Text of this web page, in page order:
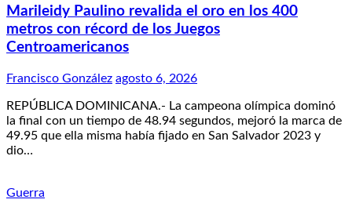
Marileidy Paulino revalida el oro en los 400
metros con récord de los Juegos
Centroamericanos
Francisco González agosto 6, 2026
REPÚBLICA DOMINICANA.- La campeona olímpica dominó
la final con un tiempo de 48.94 segundos, mejoró la marca de
49.95 que ella misma había fijado en San Salvador 2023 y
dio…
Guerra